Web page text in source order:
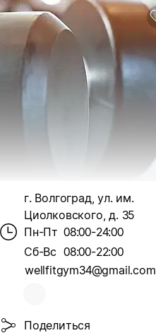
г. Волгоград, ул. им.
Циолковского, д. 35
Пн-Пт 08:00-24:00
Сб-Вс 08:00-22:00
wellfitgym34@gmail.com
Поделиться